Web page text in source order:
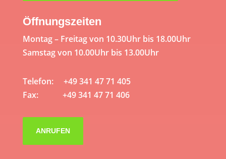
Öffnungszeiten
Montag – Freitag von 10.30Uhr bis 18.00Uhr
Samstag von 10.00Uhr bis 13.00Uhr
Telefon: +49 341 47 71 405
Fax: +49 341 47 71 406
ANRUFEN